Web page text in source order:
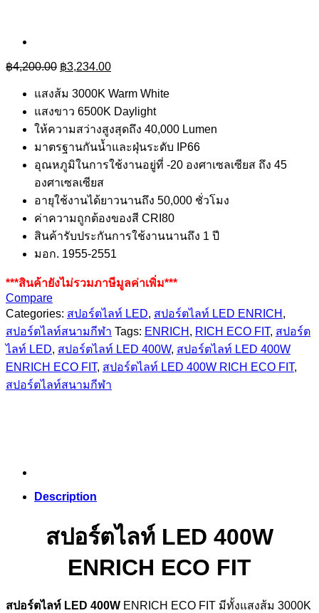
฿4,200.00 Original
was:
฿4,200.00.
฿3,234.00Current
is:
฿3,234.00.
แสงส้ม 3000K Warm White
แสงขาว 6500K Daylight
ให้ความสว่างสูงสุดถึง 40,000 Lumen
มาตรฐานกันน้ำและฝุ่นระดับ IP66
อุณหภูมิในการใช้งานอยู่ที่ -20 องศาเซลเซียส ถึง 45
องศาเซลเซียส
อายุใช้งานได้ยาวนานถึง 50,000 ชั่วโมง
ค่าความถูกต้องของสี CRI80
สินค้ารับประกันการใช้งานนานถึง 1 ปี
มอก. 1955-2551
***สินค้ายังไม่รวมภาษีมูลค่าเพิ่ม***
Compare
Categories: สปอร์ตไลท์ LED, สปอร์ตไลท์ LED ENRICH ,
สปอร์ตไลท์สนามกีฬา Tags: ENRICH , RICH ECO FIT, สปอร์ต
ไลท์ LED, สปอร์ตไลท์ LED 400W, สปอร์ตไลท์ LED 400W
ENRICH ECO FIT, สปอร์ตไลท์ LED 400W RICH ECO FIT,
สปอร์ตไลท์สนามกีฬา
Description
สปอร์ตไลท์ LED 400W
ENRICH ECO FIT
สปอร์ตไลท์ LED 400W ENRICH ECO FIT มีทั้งแสงส้ม 3000K